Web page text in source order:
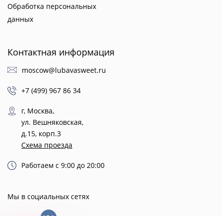
Обработка персональных
данных
Контактная информация
moscow@lubavasweet.ru
+7 (499) 967 86 34
г, Москва,
ул. Вешняковская,
д.15, корп.3
Схема проезда
Работаем с 9:00 до 20:00
Мы в социальных сетях